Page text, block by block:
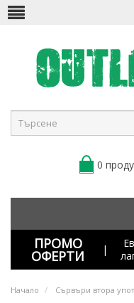
0
ПРОМО
ОФЕРТИ |
Начало Сървъри втора